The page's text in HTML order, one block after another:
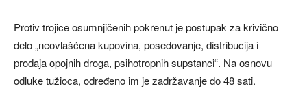
Protiv trojice osumnjičenih pokrenut je postupak za krivično
delo „neovlašćena kupovina, posedovanje, distribucija i
prodaja opojnih droga, psihotropnih supstanci“. Na osnovu
odluke tužioca, određeno im je zadržavanje do 48 sati.